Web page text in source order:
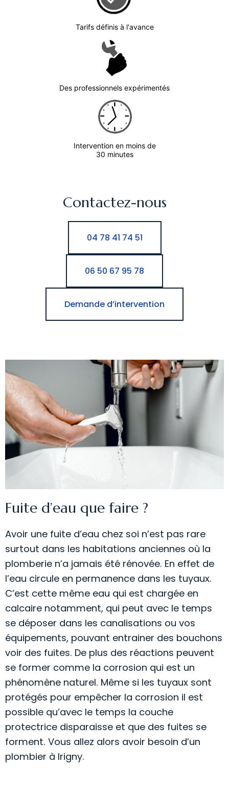
Tarifs définis à l'avance
Des professionnels expérimentés
Intervention en moins de
30 minutes
Contactez-nous
04 78 41 74 51
06 50 67 95 78
Demande d’intervention
Fuite d’eau que faire ?
Avoir une fuite d’eau chez soi n’est pas rare
surtout dans les habitations anciennes où la
plomberie n’a jamais été rénovée. En effet de
l’eau circule en permanence dans les tuyaux.
C’est cette même eau qui est chargée en
calcaire notamment, qui peut avec le temps
se déposer dans les canalisations ou vos
équipements, pouvant entrainer des bouchons
voir des fuites. De plus des réactions peuvent
se former comme la corrosion qui est un
phénomène naturel. Même si les tuyaux sont
protégés pour empêcher la corrosion il est
possible qu’avec le temps la couche
protectrice disparaisse et que des fuites se
forment. Vous allez alors avoir besoin d’un
plombier à Irigny.